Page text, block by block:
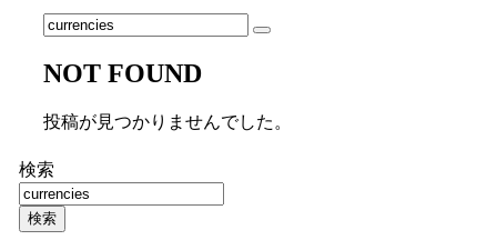
NOT FOUND
投稿が見つかりませんでした。
検索
検索